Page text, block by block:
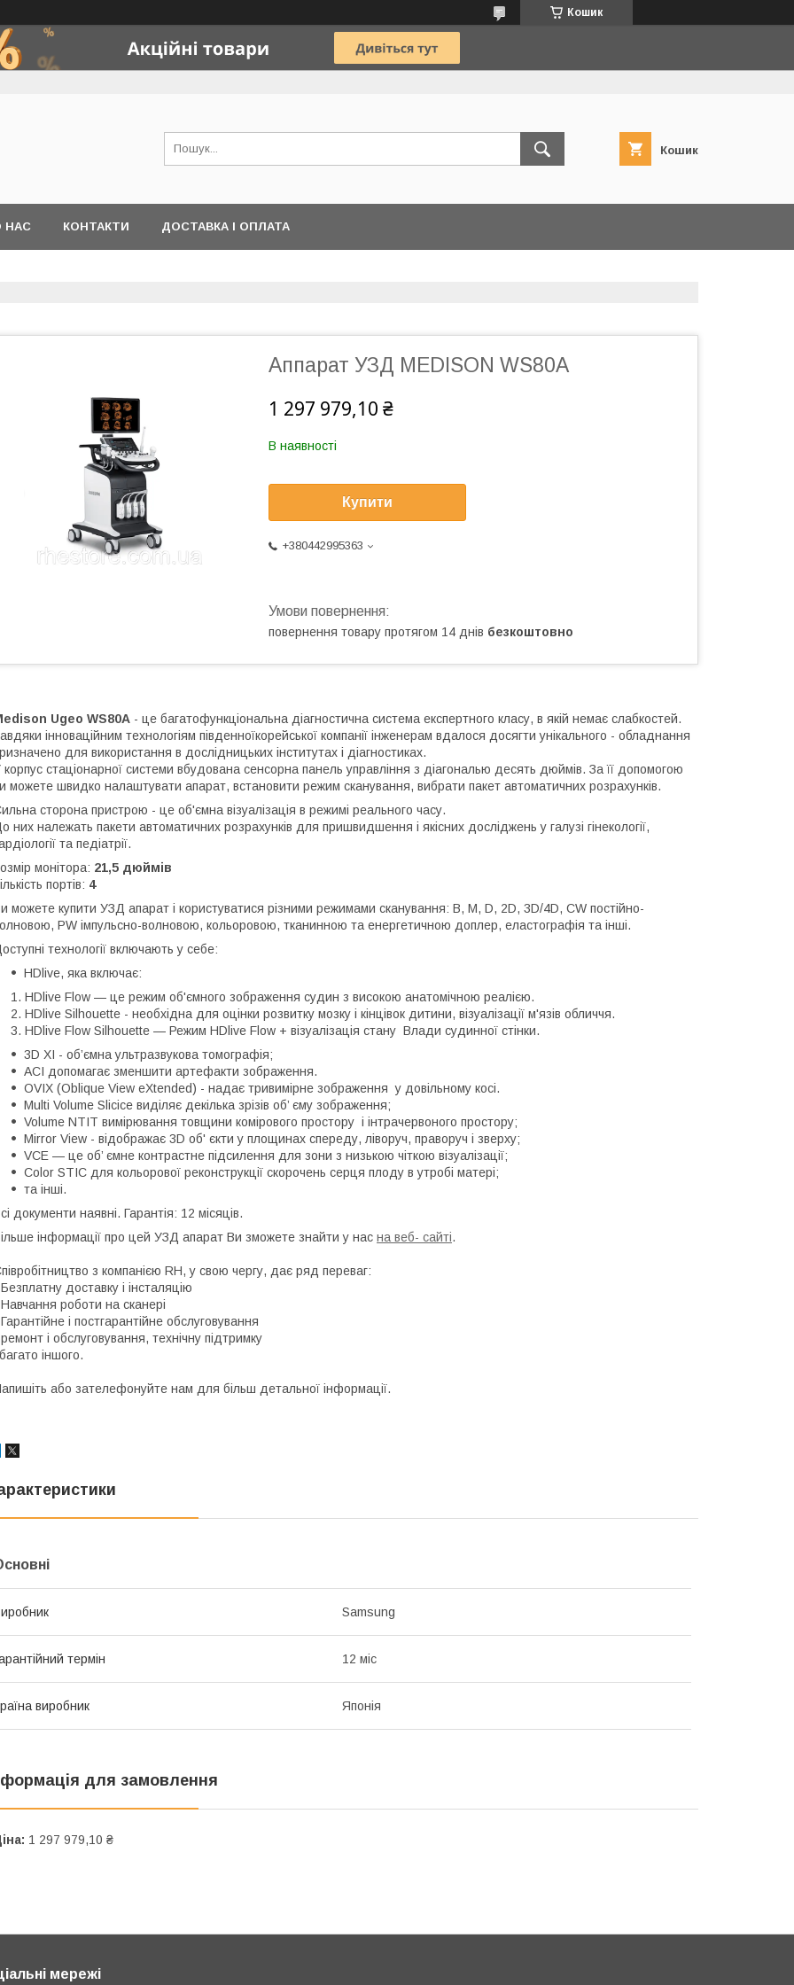
Кошик
Кошик
НАС КОНТАКТИ ДОСТАВКА І ОПЛАТА
Аппарат УЗД MEDISON WS80A
1 297 979,10 ₴
В наявності
Купити
+380442995363
повернення товару протягом 14 днів безкоштовно
Ugeo WS80А - це багатофункціональна діагностична система експертного класу, в якій немає слабкостей.
інноваційним технологіям південноїкорейської компанії інженерам вдалося досягти унікального - обладнання
для використання в дослідницьких інститутах і діагностиках.
корпус стаціонарної системи вбудована сенсорна панель управління з діагональю десять дюймів. За її допомогою
можете швидко налаштувати апарат, встановити режим сканування, вибрати пакет автоматичних розрахунків.
сторона пристрою - це об'ємна візуалізація в режимі реального часу.
них належать пакети автоматичних розрахунків для пришвидшення і якісних досліджень у галузі гінекології,
та педіатрії.
монітора: 21,5 дюймів
портів: 4
можете купити УЗД апарат і користуватися різними режимами сканування: B, M, D, 2D, 3D/4D, CW постійно-
PW імпульсно-волновою, кольоровою, тканинною та енергетичною доплер, еластографія та інші.
технології включають у себе:
HDlive, яка включає:
HDlive Flow — це режим об'ємного зображення судин з високою анатомічною реалією.
HDlive Silhouette - необхідна для оцінки розвитку мозку і кінцівок дитини, візуалізації м'язів обличчя.
HDlive Flow Silhouette — Режим HDlive Flow + візуалізація стану Влади судинної стінки.
3D XI - об’ємна ультразвукова томографія;
ACI допомагає зменшити артефакти зображення.
OVIX (Oblique View eXtended) - надає тривимірне зображення у довільному косі.
Multi Volume Slicice виділяє декілька зрізів об’ єму зображення;
Volume NTIT вимірювання товщини комірового простору і інтрачервоного простору;
Mirror View - відображає 3D об' єкти у площинах спереду, ліворуч, праворуч і зверху;
VCE — це об’ ємне контрастне підсилення для зони з низькою чіткою візуалізації;
Color STIC для кольорової реконструкції скорочень серця плоду в утробі матері;
та інші.
документи наявні. Гарантія: 12 місяців.
інформації про цей УЗД апарат Ви зможете знайти у нас на веб- сайті.
з компанією RH, у свою чергу, дає ряд переваг:
доставку і інсталяцію
роботи на сканері
і постгарантійне обслуговування
і обслуговування, технічну підтримку
іншого.
або зателефонуйте нам для більш детальної інформації.
Samsung
термін 12 міс
виробник Японія
для замовлення
1 297 979,10 ₴
мережі